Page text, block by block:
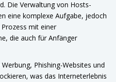
Die Verwaltung von Hosts-
eine komplexe Aufgabe, jedoch
mit einer
die auch für Anfänger
Phishing-Websites und
was das Interneterlebnis